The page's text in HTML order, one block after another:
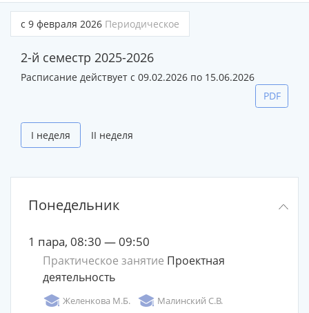
с 9 февраля 2026 Периодическое
2-й семестр 2025-2026
Расписание действует с 09.02.2026 по 15.06.2026
I неделя II неделя
PDF
Понедельник
1 пара, 08:30 — 09:50
Практическое занятие Проектная
деятельность
Желенкова М.Б.
Малинский С.В.